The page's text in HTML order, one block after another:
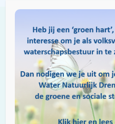
Introductie
Kandidaat worden
— Waarom kandidaat worden
— Formulier kandidaatstelling
— Kandidatencommissie